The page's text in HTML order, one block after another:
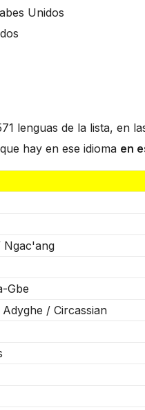
Unidos
lenguas de la lista, en
hay en ese idioma en
Ngac'ang
Gbe
/ Circassian